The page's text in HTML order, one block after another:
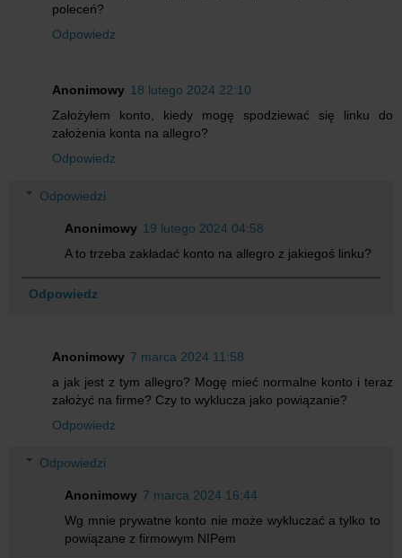
poleceń?
Odpowiedz
Anonimowy 18 lutego 2024 22:10
Założyłem konto, kiedy mogę spodziewać się linku do
założenia konta na allegro?
Odpowiedz
Odpowiedzi
Anonimowy 19 lutego 2024 04:58
A to trzeba zakładać konto na allegro z jakiegoś linku?
Odpowiedz
Anonimowy 7 marca 2024 11:58
a jak jest z tym allegro? Mogę mieć normalne konto i teraz
założyć na firme? Czy to wyklucza jako powiązanie?
Odpowiedz
Odpowiedzi
Anonimowy 7 marca 2024 16:44
Wg mnie prywatne konto nie może wykluczać a tylko to
powiązane z firmowym NIPem